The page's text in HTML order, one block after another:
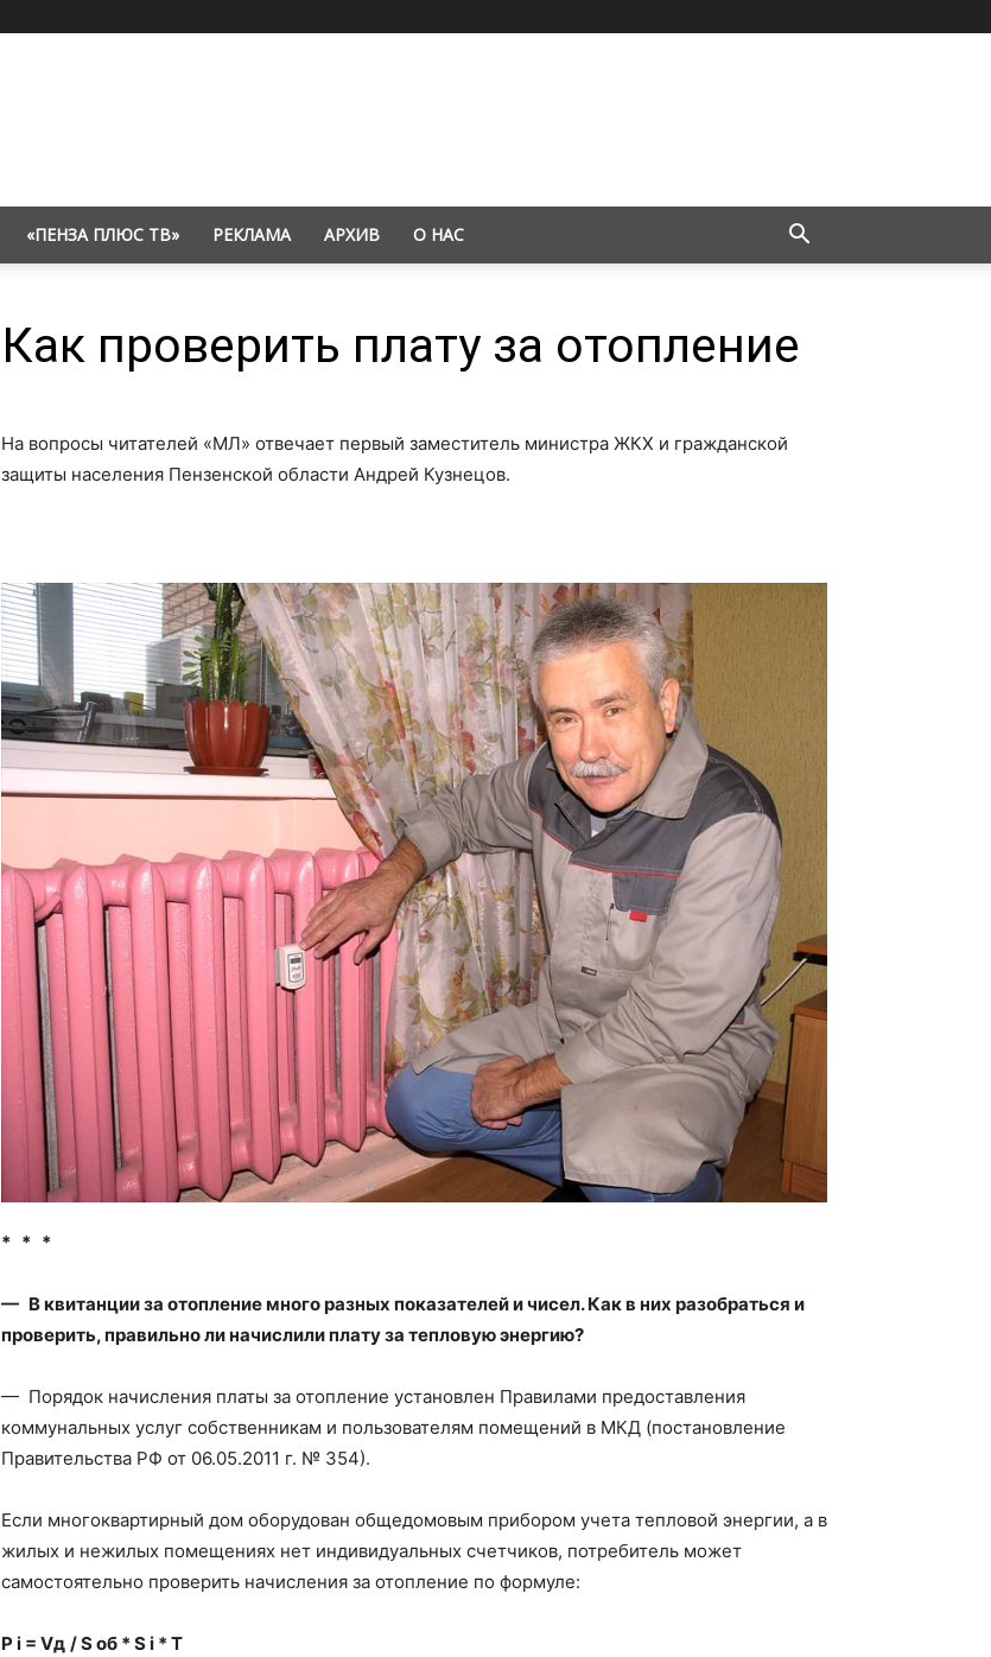
«ПЕНЗА ПЛЮС ТВ» РЕКЛАМА АРХИВ О НАС
Как проверить плату за отопление
На вопросы читателей «МЛ» отвечает первый заместитель министра ЖКХ и гражданской
защиты населения Пензенской области Андрей Кузнецов.
* * *
— В квитанции за отопление много разных показателей и чисел. Как в них разобраться и
проверить, правильно ли начислили плату за тепловую энергию?
— Порядок начисления платы за отопление установлен Правилами предоставления
коммунальных услуг собственникам и пользователям помещений в МКД (постановление
Правительства РФ от 06.05.2011 г. № 354).
Если многоквартирный дом оборудован общедомовым прибором учета тепловой энергии, а в
жилых и нежилых помещениях нет индивидуальных счетчиков, потребитель может
самостоятельно проверить начисления за отопление по формуле:
P i = Vд / S об * S i * Т